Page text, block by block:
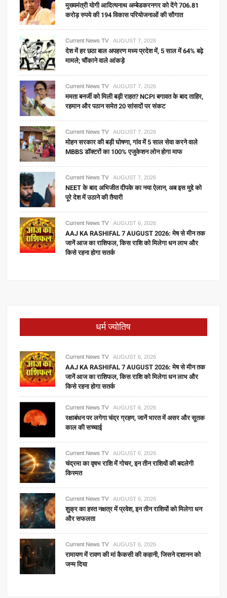
मुख्यमंत्री योगी आदित्यनाथ अम्बेडकरनगर को देंगे 706.81
करोड़ रुपये की 194 विकास परियोजनाओं की सौगात
Current News TV AUGUST 7, 2026
देश में हर छठा बाल अपहरण मध्य प्रदेश में, 5 साल में 64% बढ़े
मामले; चौंकाने वाले आंकड़े
Current News TV AUGUST 7, 2026
ममता बनर्जी को मिली बड़ी राहत? NCPI बगावत के बाद ताहिर,
रहमान और पठान समेत 20 सांसदों पर संकट
Current News TV AUGUST 7, 2026
मोहन सरकार की बड़ी घोषणा, गांव में 5 साल सेवा करने वाले
MBBS डॉक्टरों का 100% एजुकेशन लोन होगा माफ
Current News TV AUGUST 7, 2026
NEET के बाद अभिजीत दीपके का नया ऐलान, अब इस मुद्दे को
पूरे देश में उठाने की तैयारी
Current News TV AUGUST 6, 2026
AAJ KA RASHIFAL 7 AUGUST 2026: मेष से मीन तक
जानें आज का राशिफल, किस राशि को मिलेगा धन लाभ और
किसे रहना होगा सतर्क
धर्म ज्योतिष
Current News TV AUGUST 6, 2026
AAJ KA RASHIFAL 7 AUGUST 2026: मेष से मीन तक
जानें आज का राशिफल, किस राशि को मिलेगा धन लाभ और
किसे रहना होगा सतर्क
Current News TV AUGUST 6, 2026
रक्षाबंधन पर लगेगा चंद्र ग्रहण, जानें भारत में असर और सूतक
काल की सच्चाई
Current News TV AUGUST 6, 2026
चंद्रमा का वृषभ राशि में गोचर, इन तीन राशियों की बदलेगी
किस्मत
Current News TV AUGUST 6, 2026
शुक्र का हस्त नक्षत्र में प्रवेश, इन तीन राशियों को मिलेगा धन
और सफलता
Current News TV AUGUST 6, 2026
रामायण में रावण की मां कैकसी की कहानी, जिसने दशानन को
जन्म दिया